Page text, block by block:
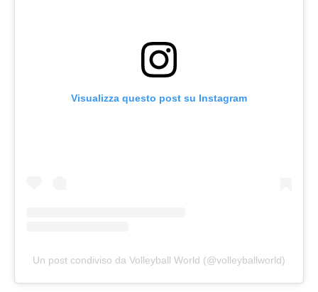
Visualizza questo post su Instagram
Un post condiviso da Volleyball World (@volleyballworld)